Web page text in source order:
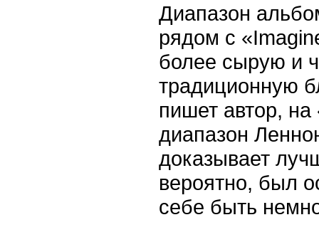
Диапазон
рядом с
более сырую и
традиционную
пишет автор,
диапазон
доказывает
вероятно, был
себе быть